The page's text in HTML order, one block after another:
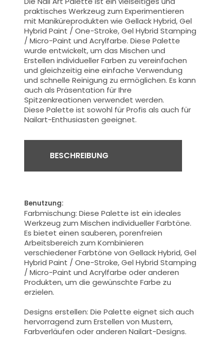
praktisches Werkzeug zum Experimentieren
mit Maniküreprodukten wie Gellack Hybrid, Gel
Hybrid Paint / One-Stroke, Gel Hybrid Stamping
/ Micro-Paint und Acrylfarbe. Diese Palette
wurde entwickelt, um das Mischen und
Erstellen individueller Farben zu vereinfachen
und gleichzeitig eine einfache Verwendung
und schnelle Reinigung zu ermöglichen. Es kann
auch als Präsentation für Ihre
Spitzenkreationen verwendet werden.
Diese Palette ist sowohl für Profis als auch für
Nailart-Enthusiasten geeignet.
BESCHREIBUNG
Benutzung:
Farbmischung: Diese Palette ist ein ideales
Werkzeug zum Mischen individueller Farbtöne.
Es bietet einen sauberen, porenfreien
Arbeitsbereich zum Kombinieren
verschiedener Farbtöne von Gellack Hybrid, Gel
Hybrid Paint / One-Stroke, Gel Hybrid Stamping
/ Micro-Paint und Acrylfarbe oder anderen
Produkten, um die gewünschte Farbe zu
erzielen.
Designs erstellen: Die Palette eignet sich auch
hervorragend zum Erstellen von Mustern,
Farbverläufen oder anderen Nailart-Designs.